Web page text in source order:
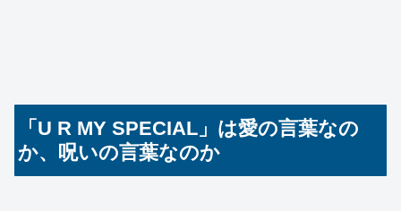
「U R MY SPECIAL」は愛の言葉なの
か、呪いの言葉なのか